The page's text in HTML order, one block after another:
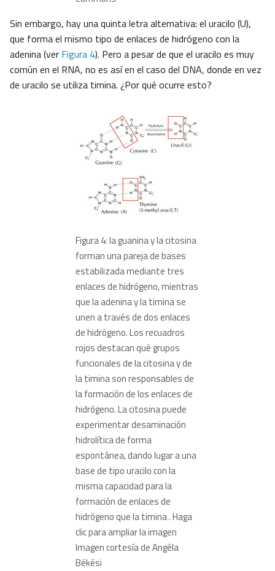
Sin embargo, hay una quinta letra alternativa: el uracilo (U),
que forma el mismo tipo de enlaces de hidrógeno con la
adenina (ver Figura 4). Pero a pesar de que el uracilo es muy
común en el RNA, no es así en el caso del DNA, donde en vez
de uracilo se utiliza timina. ¿Por qué ocurre esto?
Figura 4: la guanina y la citosina
forman una pareja de bases
estabilizada mediante tres
enlaces de hidrógeno, mientras
que la adenina y la timina se
unen a través de dos enlaces
de hidrógeno. Los recuadros
rojos destacan qué grupos
funcionales de la citosina y de
la timina son responsables de
la formación de los enlaces de
hidrógeno. La citosina puede
experimentar desaminación
hidrolítica de forma
espontánea, dando lugar a una
base de tipo uracilo con la
misma capacidad para la
formación de enlaces de
hidrógeno que la timina . Haga
clic para ampliar la imagen
Imagen cortesía de Angéla
Békési